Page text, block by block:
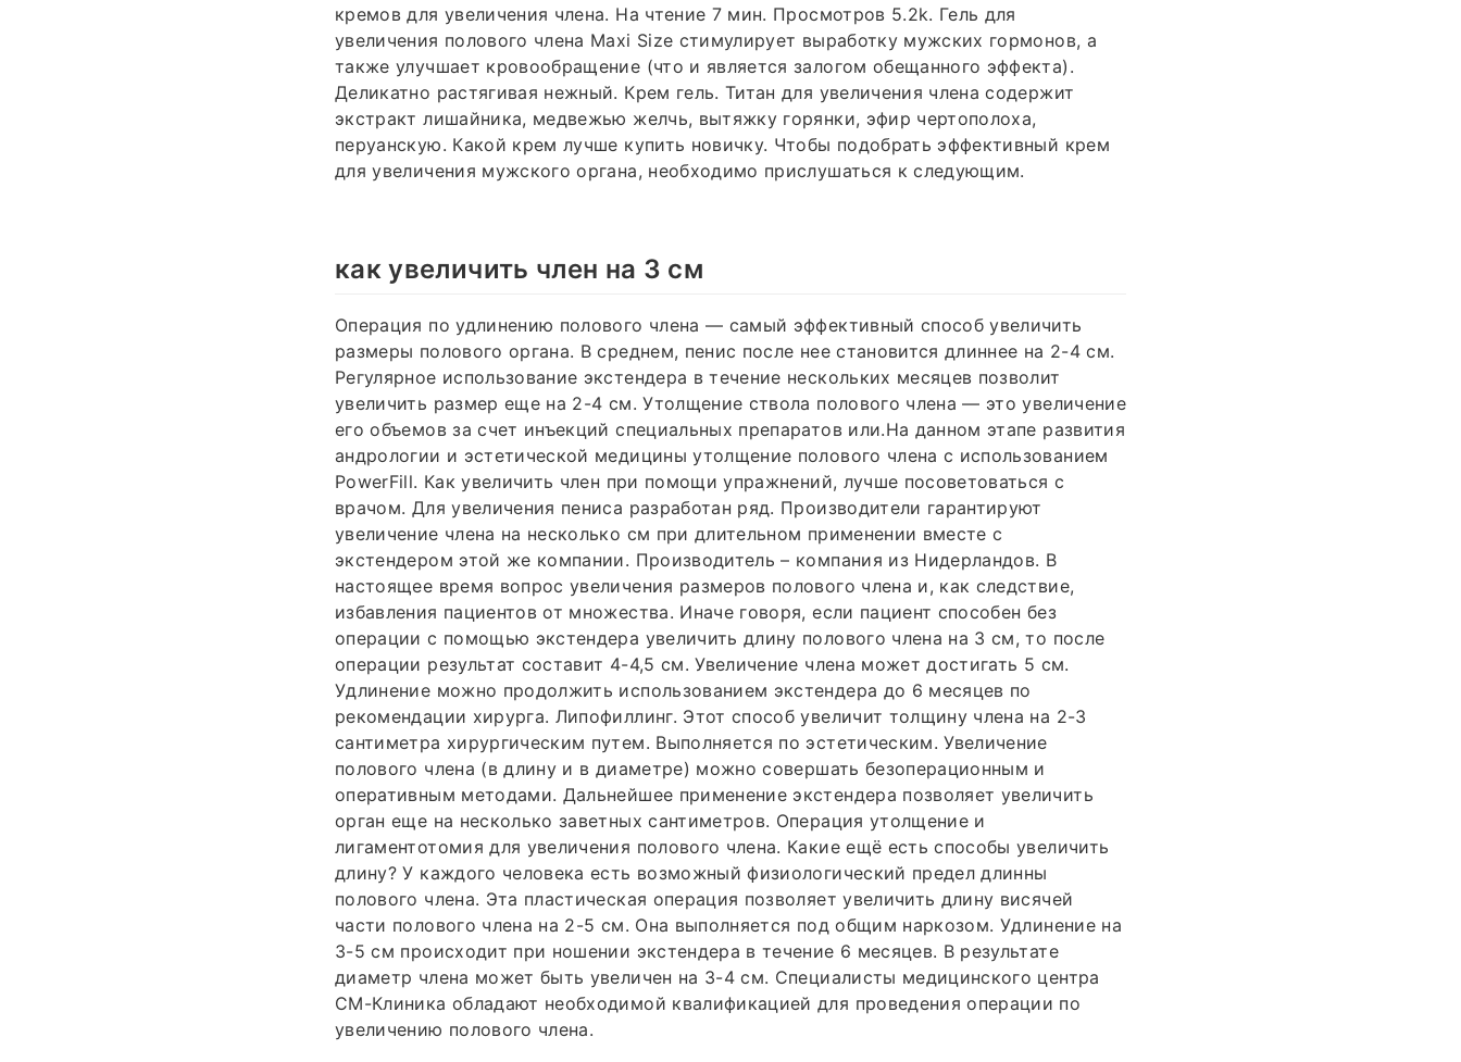
кремов для увеличения члена. На чтение 7 мин. Просмотров 5.2k. Гель для
увеличения полового члена Maxi Size стимулирует выработку мужских гормонов, а
также улучшает кровообращение (что и является залогом обещанного эффекта).
Деликатно растягивая нежный. Крем гель. Титан для увеличения члена содержит
экстракт лишайника, медвежью желчь, вытяжку горянки, эфир чертополоха,
перуанскую. Какой крем лучше купить новичку. Чтобы подобрать эффективный крем
для увеличения мужского органа, необходимо прислушаться к следующим.
как увеличить член на 3 см
Операция по удлинению полового члена — самый эффективный способ увеличить
размеры полового органа. В среднем, пенис после нее становится длиннее на 2-4 см.
Регулярное использование экстендера в течение нескольких месяцев позволит
увеличить размер еще на 2-4 см. Утолщение ствола полового члена — это увеличение
его объемов за счет инъекций специальных препаратов или.На данном этапе развития
андрологии и эстетической медицины утолщение полового члена с использованием
PowerFill. Как увеличить член при помощи упражнений, лучше посоветоваться с
врачом. Для увеличения пениса разработан ряд. Производители гарантируют
увеличение члена на несколько см при длительном применении вместе с
экстендером этой же компании. Производитель – компания из Нидерландов. В
настоящее время вопрос увеличения размеров полового члена и, как следствие,
избавления пациентов от множества. Иначе говоря, если пациент способен без
операции с помощью экстендера увеличить длину полового члена на 3 см, то после
операции результат составит 4-4,5 см. Увеличение члена может достигать 5 см.
Удлинение можно продолжить использованием экстендера до 6 месяцев по
рекомендации хирурга. Липофиллинг. Этот способ увеличит толщину члена на 2-3
сантиметра хирургическим путем. Выполняется по эстетическим. Увеличение
полового члена (в длину и в диаметре) можно совершать безоперационным и
оперативным методами. Дальнейшее применение экстендера позволяет увеличить
орган еще на несколько заветных сантиметров. Операция утолщение и
лигаментотомия для увеличения полового члена. Какие ещё есть способы увеличить
длину? У каждого человека есть возможный физиологический предел длинны
полового члена. Эта пластическая операция позволяет увеличить длину висячей
части полового члена на 2-5 см. Она выполняется под общим наркозом. Удлинение на
3-5 см происходит при ношении экстендера в течение 6 месяцев. В результате
диаметр члена может быть увеличен на 3-4 см. Специалисты медицинского центра
СМ-Клиника обладают необходимой квалификацией для проведения операции по
увеличению полового члена.